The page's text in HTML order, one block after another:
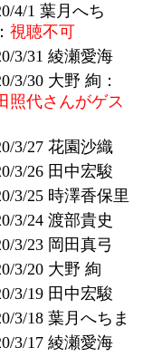
4/1 葉月へち
視聴不可
3/31 綾瀬愛海
3/30 大野 絢：
照代さんがゲス
3/27 花園沙織
3/26 田中宏駿
3/25 時澤香保里
3/24 渡部貴史
3/23 岡田真弓
3/20 大野 絢
3/19 田中宏駿
3/18 葉月へちま
3/17 綾瀬愛海